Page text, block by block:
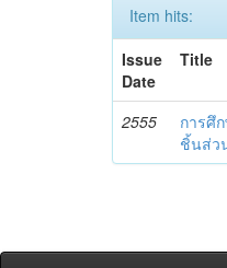
Item hits:
Issue
Date
Title
2555
การศึ
ชิ้นส่ว